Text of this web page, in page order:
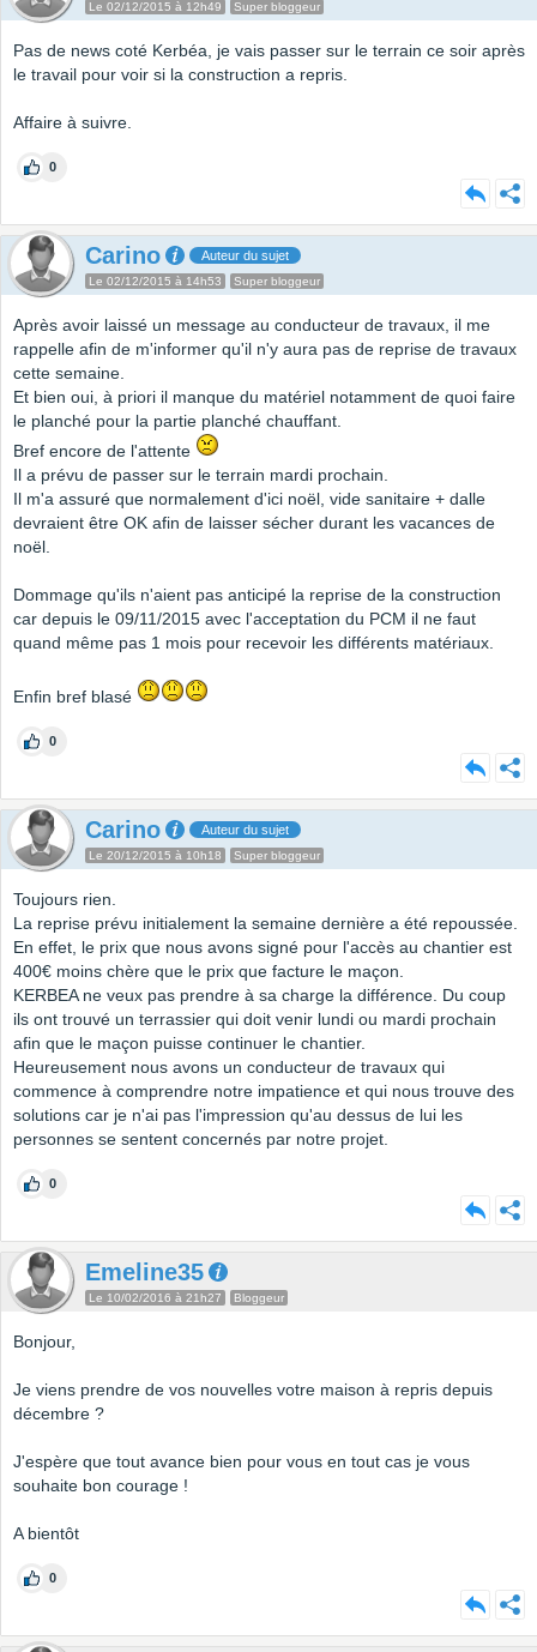
Le 02/12/2015 à 12h49 Super bloggeur
Pas de news coté Kerbéa, je vais passer sur le terrain ce soir après
le travail pour voir si la construction a repris.
Affaire à suivre.
0
Carino Auteur du sujet
Le 02/12/2015 à 14h53 Super bloggeur
Après avoir laissé un message au conducteur de travaux, il me
rappelle afin de m'informer qu'il n'y aura pas de reprise de travaux
cette semaine.
Et bien oui, à priori il manque du matériel notamment de quoi faire
le planché pour la partie planché chauffant.
Bref encore de l'attente
Il a prévu de passer sur le terrain mardi prochain.
Il m'a assuré que normalement d'ici noël, vide sanitaire + dalle
devraient être OK afin de laisser sécher durant les vacances de
noël.
Dommage qu'ils n'aient pas anticipé la reprise de la construction
car depuis le 09/11/2015 avec l'acceptation du PCM il ne faut
quand même pas 1 mois pour recevoir les différents matériaux.
Enfin bref blasé
0
Carino Auteur du sujet
Le 20/12/2015 à 10h18 Super bloggeur
Toujours rien.
La reprise prévu initialement la semaine dernière a été repoussée.
En effet, le prix que nous avons signé pour l'accès au chantier est
400€ moins chère que le prix que facture le maçon.
KERBEA ne veux pas prendre à sa charge la différence. Du coup
ils ont trouvé un terrassier qui doit venir lundi ou mardi prochain
afin que le maçon puisse continuer le chantier.
Heureusement nous avons un conducteur de travaux qui
commence à comprendre notre impatience et qui nous trouve des
solutions car je n'ai pas l'impression qu'au dessus de lui les
personnes se sentent concernés par notre projet.
0
Emeline35
Le 10/02/2016 à 21h27 Bloggeur
Bonjour,
Je viens prendre de vos nouvelles votre maison à repris depuis
décembre ?
J'espère que tout avance bien pour vous en tout cas je vous
souhaite bon courage !
A bientôt
0